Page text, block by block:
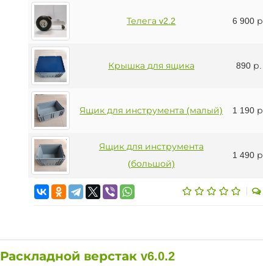
Телега v2.2 6 900 р.
Крышка для ящика 890 р.
Ящик для инструмента (малый) 1 190 р.
Ящик для инструмента
(большой)
1 490 р.
Раскладной верстак v6.0.2